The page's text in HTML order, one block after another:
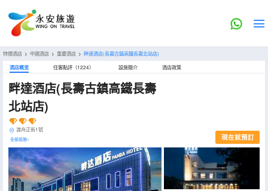
特價酒店 > 中國酒店 > 重慶酒店 > 畔達酒店(長壽古鎮高鐵長壽北站店)
酒店概览 住客點評（1224） 設施簡介 酒店政策
畔達酒店(長壽古鎮高鐵長壽
北站店)
渡舟正街1號
全部設施> 現在就預訂